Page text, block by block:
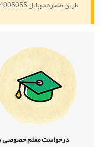
طریق شماره موبایل 09364005055 با ما در ارتباط باشید.
درخواست معلم خصوصی